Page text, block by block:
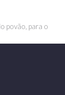
povão, para o